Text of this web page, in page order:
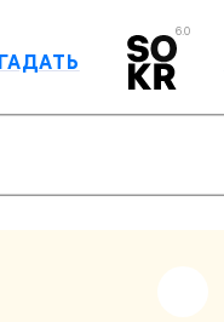
6.0
ГАДАТЬ